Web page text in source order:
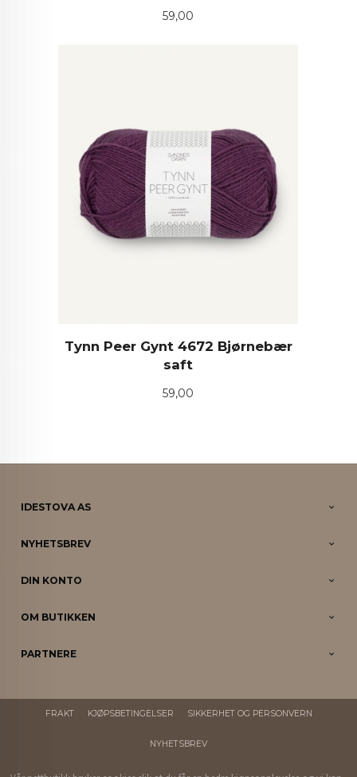
Pris
59,00
Tynn Peer Gynt 4672 Bjørnebær
saft
Pris
59,00
IDESTOVA AS
NYHETSBREV
DIN KONTO
OM BUTIKKEN
PARTNERE
FRAKT KJØPSBETINGELSER SIKKERHET OG PERSONVERN
NYHETSBREV